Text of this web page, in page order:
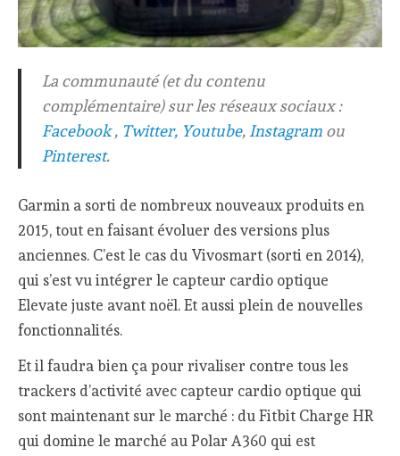
La communauté (et du contenu
complémentaire) sur les réseaux sociaux :
Facebook, Twitter, Youtube, Instagram ou
Pinterest.
Garmin a sorti de nombreux nouveaux produits en
2015, tout en faisant évoluer des versions plus
anciennes. C’est le cas du Vivosmart (sorti en 2014),
qui s’est vu intégrer le capteur cardio optique
Elevate juste avant noël. Et aussi plein de nouvelles
fonctionnalités.
Et il faudra bien ça pour rivaliser contre tous les
trackers d’activité avec capteur cardio optique qui
sont maintenant sur le marché : du Fitbit Charge HR
qui domine le marché au Polar A360 qui est